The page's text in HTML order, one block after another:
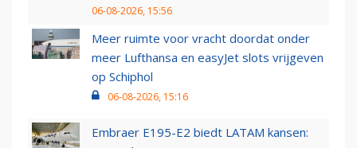
06-08-2026, 15:56
Meer ruimte voor vracht doordat onder
meer Lufthansa en easyJet slots vrijgeven
op Schiphol
06-08-2026, 15:16
Embraer E195-E2 biedt LATAM kansen: